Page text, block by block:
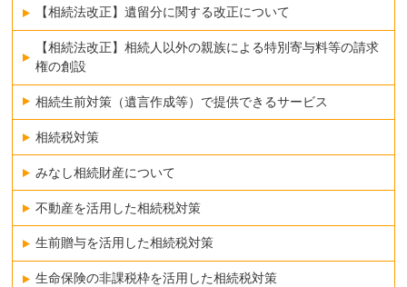
【相続法改正】遺留分に関する改正について
【相続法改正】相続人以外の親族による特別寄与料等の請求
権の創設
相続生前対策（遺言作成等）で提供できるサービス
相続税対策
みなし相続財産について
不動産を活用した相続税対策
生前贈与を活用した相続税対策
生命保険の非課税枠を活用した相続税対策